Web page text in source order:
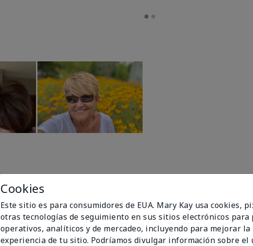
94%
Cookies
Este sitio es para consumidores de EUA. Mary Kay usa cookies,
otras tecnologías de seguimiento en sus sitios electrónicos para
operativos, analíticos y de mercadeo, incluyendo para mejorar la
experiencia de tu sitio. Podríamos divulgar información sobre el